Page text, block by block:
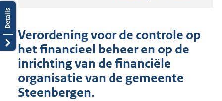
Verordening voor de controle op
het financieel beheer en op de
inrichting van de financiële
organisatie van de gemeente
Steenbergen.